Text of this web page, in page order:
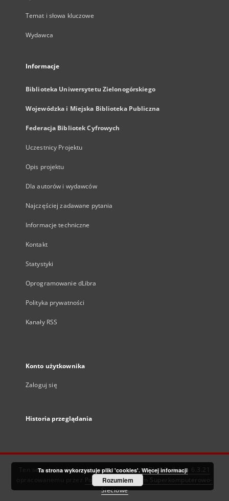
Temat i słowa kluczowe
Wydawca
Informacje
Biblioteka Uniwersytetu Zielonogórskiego
Wojewódzka i Miejska Biblioteka Publiczna
Federacja Bibliotek Cyfrowych
Uczestnicy Projektu
Opis projektu
Dla autorów i wydawców
Najczęściej zadawane pytania
Informacje techniczne
Kontakt
Statystyki
Oprogramowanie dLibra
Polityka prywatności
Kanały RSS
Konto użytkownika
Zaloguj się
Historia przeglądania
Ten serwis działa dzięki oprogramowaniuDInGO dLibra 6.3.21
Poznańskie Centrum Superkomputerowo-
Sieciowe
Ta strona wykorzystuje pliki 'cookies'. Więcej informacji
Rozumiem